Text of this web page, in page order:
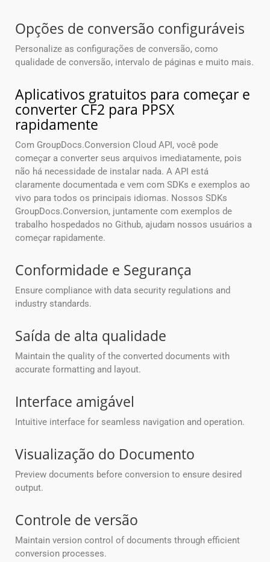
Opções de conversão configuráveis
Personalize as configurações de conversão, como
qualidade de conversão, intervalo de páginas e muito mais.
Aplicativos gratuitos para começar e
converter CF2 para PPSX
rapidamente
Com GroupDocs.Conversion Cloud API, você pode
começar a converter seus arquivos imediatamente, pois
não há necessidade de instalar nada. A API está
claramente documentada e vem com SDKs e exemplos ao
vivo para todos os principais idiomas. Nossos SDKs
GroupDocs.Conversion, juntamente com exemplos de
trabalho hospedados no Github, ajudam nossos usuários a
começar rapidamente.
Conformidade e Segurança
Ensure compliance with data security regulations and
industry standards.
Saída de alta qualidade
Maintain the quality of the converted documents with
accurate formatting and layout.
Interface amigável
Intuitive interface for seamless navigation and operation.
Visualização do Documento
Preview documents before conversion to ensure desired
output.
Controle de versão
Maintain version control of documents through efficient
conversion processes.